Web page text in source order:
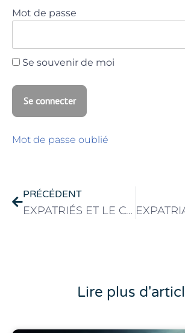
Mot de passe
Se souvenir de moi
Mot de passe oublié
PRÉCÉDENT
EXPATRIÉS ET LE CONTRAT DE MARIAGE
Lire plus